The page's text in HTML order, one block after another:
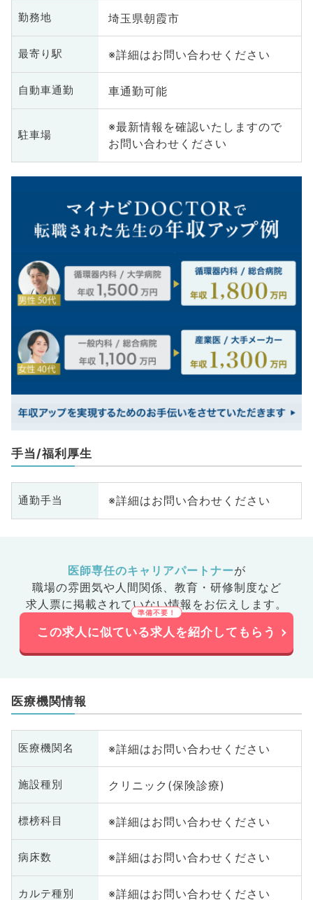
勤務地 埼玉県朝霞市
最寄り駅 ※詳細はお問い合わせください
自動車通勤 車通勤可能
駐車場
※最新情報を確認いたしますので
お問い合わせください
手当/福利厚生
通勤手当 ※詳細はお問い合わせください
医師専任のキャリアパートナーが
職場の雰囲気や人間関係、 教育・研修制度など
求人票に掲載されていない情報をお伝えします。
この求人に似ている求人を紹介してもらう
医療機関情報
医療機関名 ※詳細はお問い合わせください
施設種別 クリニック(保険診療)
標榜科目 ※詳細はお問い合わせください
病床数 ※詳細はお問い合わせください
カルテ種別 ※詳細はお問い合わせください